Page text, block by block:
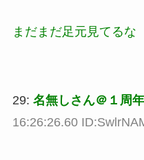
まだまだ足元見てるな
29: 名無しさん＠１周年
16:26:26.60